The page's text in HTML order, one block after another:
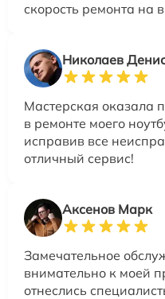
скорость ремонта на
Николаев
Мастерская оказала
в ремонте моего
исправив все
отличный сервис!
Аксенов Марк
Замечательное
внимательно к моей
отнеслись